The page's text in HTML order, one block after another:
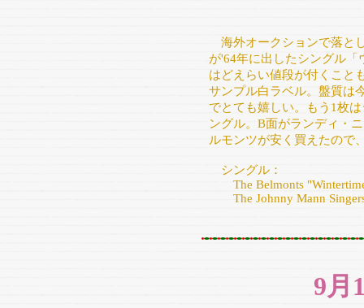
海外オークションで落と
が'64年に出したシングル
はどえらい値段が付くこと
サンプル白ラベル。盤質は
でとても嬉しい。もう1枚
ングル。B面がランディ・
ルモンツが安く買えたので
シングル：
The Belmonts
The Johnny Mann
9月